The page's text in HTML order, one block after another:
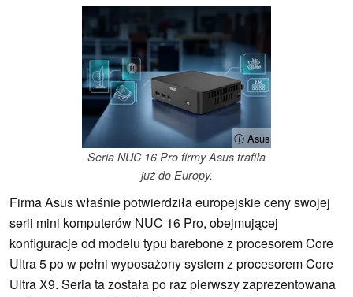
ⓘ Asus
Seria NUC 16 Pro firmy Asus trafiła
już do Europy.
Firma Asus właśnie potwierdziła europejskie ceny swojej
serii mini komputerów NUC 16 Pro, obejmującej
konfiguracje od modelu typu barebone z procesorem Core
Ultra 5 po w pełni wyposażony system z procesorem Core
Ultra X9. Seria ta została po raz pierwszy zaprezentowana